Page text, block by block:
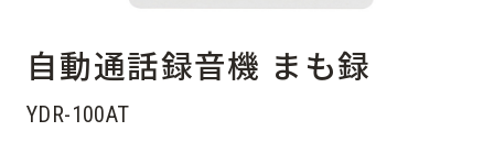
自動通話録音機 まも録
YDR-100AT